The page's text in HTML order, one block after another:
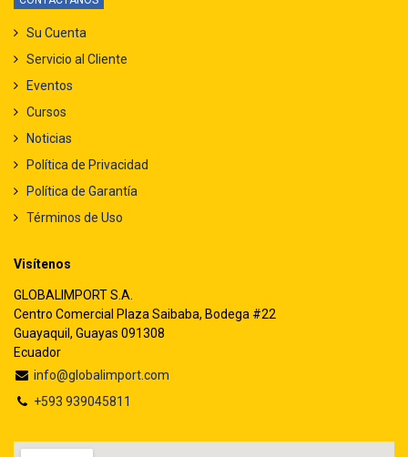
Su Cuenta
Servicio al Cliente
Eventos
Cursos
Noticias
Política de Privacidad
Política de Garantía
Términos de Uso
Visítenos
GLOBALIMPORT S.A.
Centro Comercial Plaza Saibaba, Bodega #22
Guayaquil, Guayas 091308
Ecuador
info@globalimport.com
+593 939045811